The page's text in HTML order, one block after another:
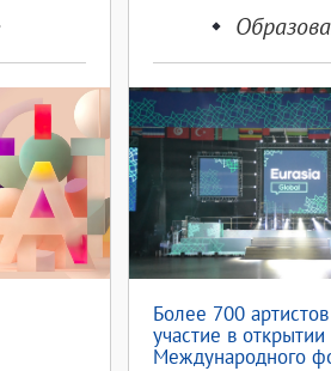
Более 700
участие в открытии
Международного